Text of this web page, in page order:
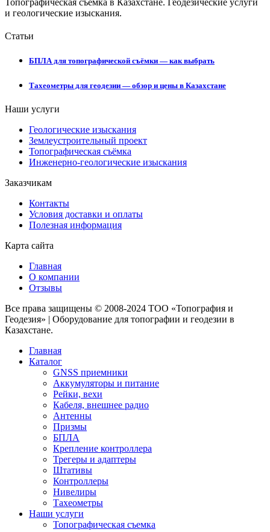
Топографическая съемка в Казахстане. Геодезические услуги
и геологические изыскания.
Статьи
БПЛА для топографической съёмки — как выбрать
Тахеометры для геодезии — обзор и цены в Казахстане
Наши услуги
Геологические изыскания
Землеустроительный проект
Топографическая съёмка
Инженерно-геологические изыскания
Заказчикам
Контакты
Условия доставки и оплаты
Полезная информация
Карта сайта
Главная
О компании
Отзывы
Все права защищены © 2008-2024 ТОО «Топография и
Геодезия» | Оборудование для топографии и геодезии в
Казахстане.
Главная
Каталог
GNSS приемники
Аккумуляторы и питание
Рейки, вехи
Кабеля, внешнее радио
Антенны
Призмы
БПЛА
Крепление контроллера
Трегеры и адаптеры
Штативы
Контроллеры
Нивелиры
Тахеометры
Наши услуги
Топографическая съемка